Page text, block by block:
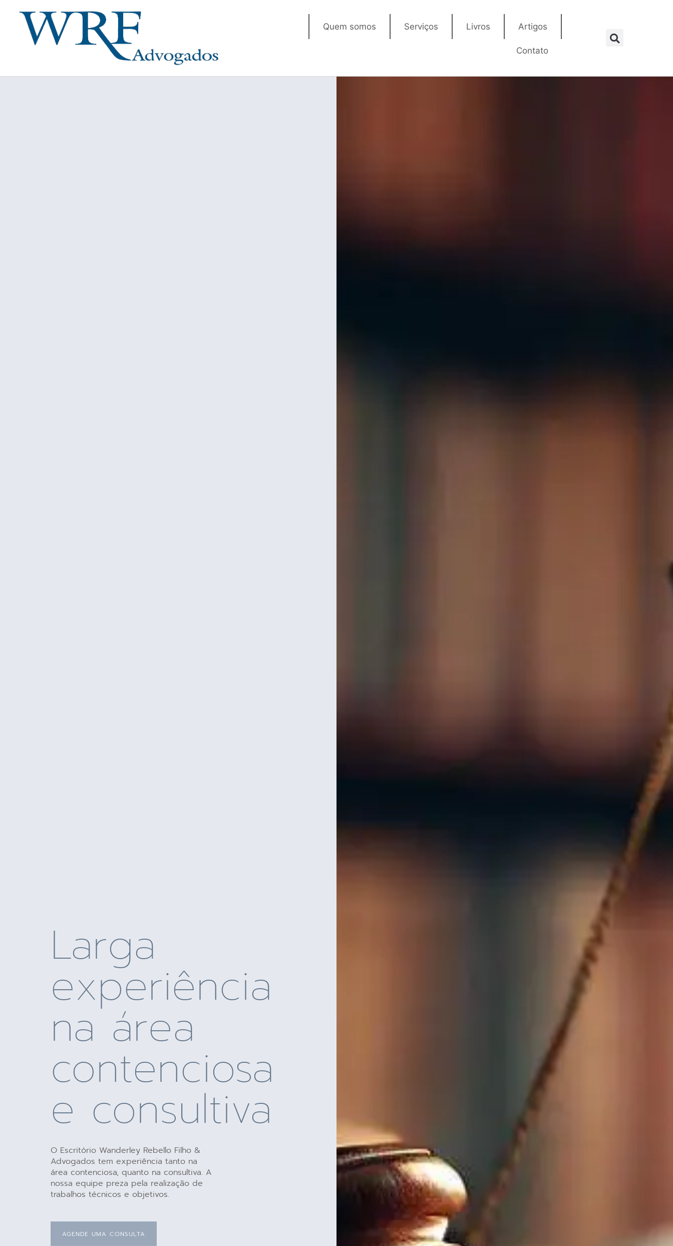
Quem somos Serviços Livros Artigos
Contato
Larga
experiência
na área
contenciosa
e consultiva
O Escritório Wanderley Rebello Filho &
Advogados tem experiência tanto na
área contenciosa, quanto na consultiva. A
nossa equipe preza pela realização de
trabalhos técnicos e objetivos.
AGENDE UMA CONSULTA